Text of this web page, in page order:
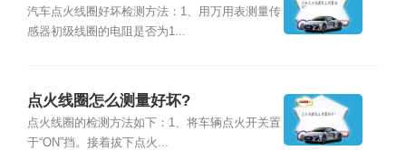
汽车点火线圈好坏检测方法：1、用万用表测量传
感器初级线圈的电阻是否为1...
点火线圈怎么测量好坏?
点火线圈的检测方法如下：1、将车辆点火开关置
于“ON”挡。接着拔下点火...